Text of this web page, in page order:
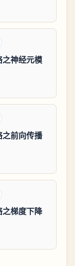
神经元模
前向传播
梯度下降